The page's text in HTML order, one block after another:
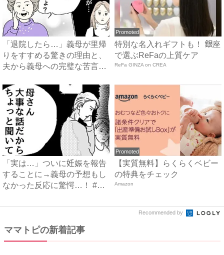
「退院したら…」義母が里帰
りをすすめる驚きの理由と、
夫から義母への完璧な苦言
Promoted
特別な名入れギフトも！ 銀座
で選ぶReFaの上質ケア
ReFa GINZA on CREA
「実は…」ついに妊娠を報告
することに→義母の予想もし
なかった反応に驚愕…！ #
Promoted
【実質無料】らくらくベビー
の特典をチェック
Amazon
Recommended by
ママトピの新着記事